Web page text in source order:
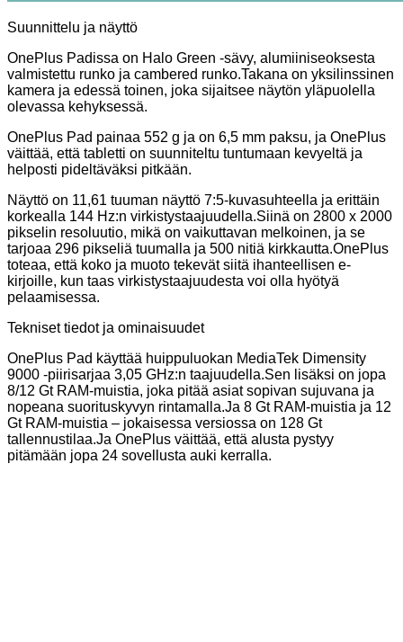
Suunnittelu ja näyttö
OnePlus Padissa on Halo Green -sävy, alumiiniseoksesta
valmistettu runko ja cambered runko.Takana on yksilinssinen
kamera ja edessä toinen, joka sijaitsee näytön yläpuolella
olevassa kehyksessä.
OnePlus Pad painaa 552 g ja on 6,5 mm paksu, ja OnePlus
väittää, että tabletti on suunniteltu tuntumaan kevyeltä ja
helposti pideltäväksi pitkään.
Näyttö on 11,61 tuuman näyttö 7:5-kuvasuhteella ja erittäin
korkealla 144 Hz:n virkistystaajuudella.Siinä on 2800 x 2000
pikselin resoluutio, mikä on vaikuttavan melkoinen, ja se
tarjoaa 296 pikseliä tuumalla ja 500 nitiä kirkkautta.OnePlus
toteaa, että koko ja muoto tekevät siitä ihanteellisen e-
kirjoille, kun taas virkistystaajuudesta voi olla hyötyä
pelaamisessa.
Tekniset tiedot ja ominaisuudet
OnePlus Pad käyttää huippuluokan MediaTek Dimensity
9000 -piirisarjaa 3,05 GHz:n taajuudella.Sen lisäksi on jopa
8/12 Gt RAM-muistia, joka pitää asiat sopivan sujuvana ja
nopeana suorituskyvyn rintamalla.Ja 8 Gt RAM-muistia ja 12
Gt RAM-muistia – jokaisessa versiossa on 128 Gt
tallennustilaa.Ja OnePlus väittää, että alusta pystyy
pitämään jopa 24 sovellusta auki kerralla.